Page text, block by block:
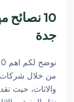
10
جدة
من خلال
والاثاث، حيث